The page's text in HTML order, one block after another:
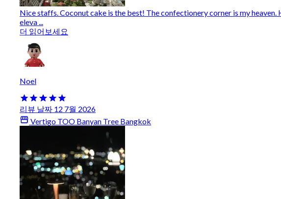
Nice staffs. Coconut cake is the best! The confectionery corner is my
eleva ...
더 읽어보세요
Noel
리뷰 날짜 12 7월 2026
Vertigo TOO Banyan Tree Bangkok